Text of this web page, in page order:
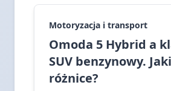
Motoryzacja i transport
Omoda 5 Hybrid a
SUV benzynowy.
różnice?